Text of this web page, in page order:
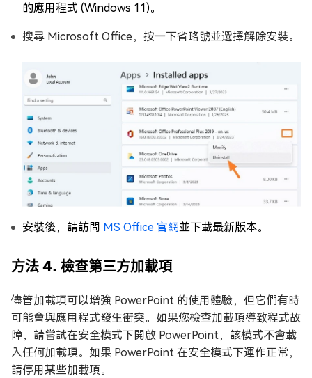
的應用程式 (Windows 11)。
搜尋 Microsoft Office，按一下省略號並選擇解除安裝。
安裝後，請訪問 MS Office 官網並下載最新版本。
方法 4. 檢查第三方加載項
儘管加載項可以增強 PowerPoint 的使用體驗，但它們有時
可能會與應用程式發生衝突。如果您檢查加載項導致程式故
障，請嘗試在安全模式下開啟 PowerPoint，該模式不會載
入任何加載項。如果 PowerPoint 在安全模式下運作正常，
請停用某些加載項。